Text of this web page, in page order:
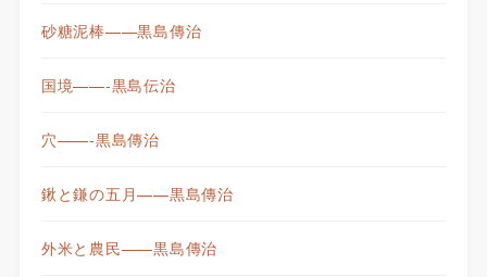
砂糖泥棒——黒島傳治
国境——-黒島伝治
穴——-黒島傳治
鍬と鎌の五月——黒島傳治
外米と農民——黒島傳治